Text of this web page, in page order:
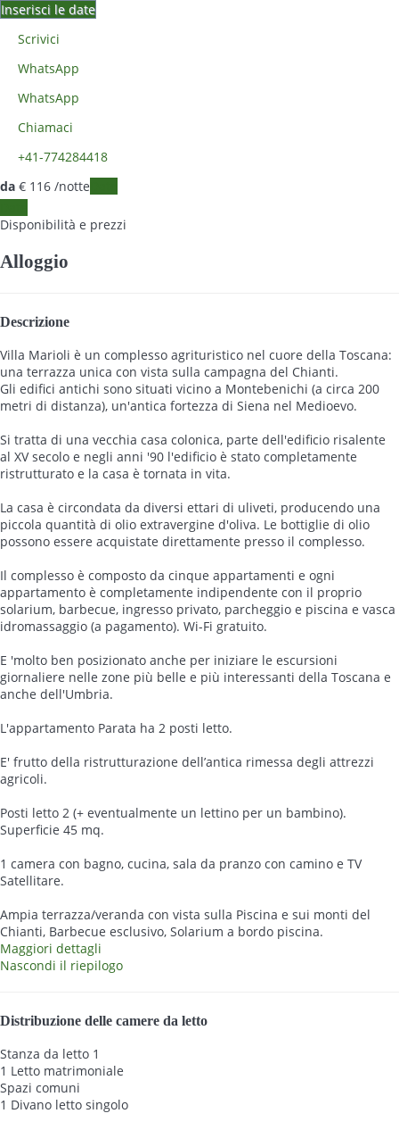
Inserisci le date
Scrivici
WhatsApp
WhatsApp
Chiamaci
+41-774284418
da € 116 /notte
Disponibilità e prezzi
Alloggio
Descrizione
Villa Marioli è un complesso agrituristico nel cuore della Toscana:
una terrazza unica con vista sulla campagna del Chianti.
Gli edifici antichi sono situati vicino a Montebenichi (a circa 200
metri di distanza), un'antica fortezza di Siena nel Medioevo.
Si tratta di una vecchia casa colonica, parte dell'edificio risalente
al XV secolo e negli anni '90 l'edificio è stato completamente
ristrutturato e la casa è tornata in vita.
La casa è circondata da diversi ettari di uliveti, producendo una
piccola quantità di olio extravergine d'oliva. Le bottiglie di olio
possono essere acquistate direttamente presso il complesso.
Il complesso è composto da cinque appartamenti e ogni
appartamento è completamente indipendente con il proprio
solarium, barbecue, ingresso privato, parcheggio e piscina e vasca
idromassaggio (a pagamento). Wi-Fi gratuito.
E 'molto ben posizionato anche per iniziare le escursioni
giornaliere nelle zone più belle e più interessanti della Toscana e
anche dell'Umbria.
L'appartamento Parata ha 2 posti letto.
E' frutto della ristrutturazione dell’antica rimessa degli attrezzi
agricoli.
Posti letto 2 (+ eventualmente un lettino per un bambino).
Superficie 45 mq.
1 camera con bagno, cucina, sala da pranzo con camino e TV
Satellitare.
Ampia terrazza/veranda con vista sulla Piscina e sui monti del
Chianti, Barbecue esclusivo, Solarium a bordo piscina.
Maggiori dettagli
Nascondi il riepilogo
Distribuzione delle camere da letto
Stanza da letto 1
1 Letto matrimoniale
Spazi comuni
1 Divano letto singolo